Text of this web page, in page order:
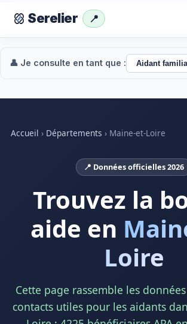
Serelier 📍
👤 Je consulte en tant que :
Accueil › Départements › Maine-et-Loire
📍 Données officielles 2026
Trouvez la
aide en
Loire
Cette page rassemble les
contacts utiles pour les aidants